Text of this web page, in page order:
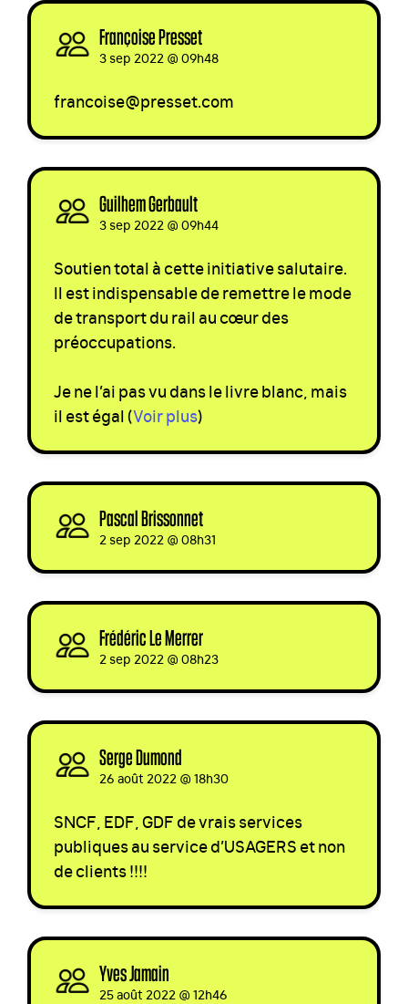
Françoise Presset
3 sep 2022 @ 09h48
francoise@presset.com
Guilhem Gerbault
3 sep 2022 @ 09h44
Soutien total à cette initiative salutaire.
Il est indispensable de remettre le mode
de transport du rail au cœur des
préoccupations.
Je ne l’ai pas vu dans le livre blanc, mais
il est égal(Voir plus)
Pascal Brissonnet
2 sep 2022 @ 08h31
Frédéric Le Merrer
2 sep 2022 @ 08h23
Serge Dumond
26 août 2022 @ 18h30
SNCF EDF GDFde vrais services
publiques au service d’USAGERS et non
de clients !!!!
Yves Jamain
25 août 2022 @ 12h46